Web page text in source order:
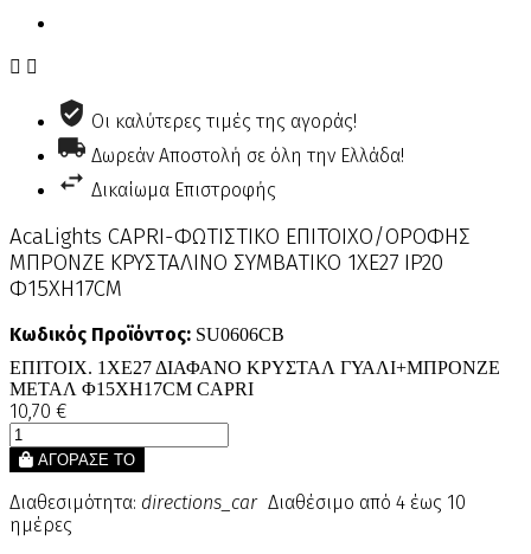
 
Οι καλύτερες τιμές της αγοράς!
Δωρεάν Αποστολή σε όλη την Ελλάδα!
Δικαίωμα Επιστροφής
AcaLights CAPRI-ΦΩΤΙΣΤΙΚΟ ΕΠΙΤΟΙΧΟ/ΟΡΟΦΗΣ
ΜΠΡΟΝΖΕ ΚΡΥΣΤΑΛΙΝΟ ΣΥΜΒΑΤΙΚΟ 1ΧΕ27 IP20
Φ15ΧΗ17CM
Κωδικός Προϊόντος: SU0606CB
ΕΠΙΤΟΙΧ. 1ΧΕ27 ΔΙΑΦΑΝO ΚΡΥΣΤΑΛ ΓΥΑΛΙ+ΜΠΡΟΝΖΕ
ΜΕΤΑΛ Φ15ΧΗ17CM CAPRI
10,70 €
ΑΓΟΡΑΣΕ ΤΟ
Διαθεσιμότητα: directions_car Διαθέσιμο από 4 έως 10
ημέρες